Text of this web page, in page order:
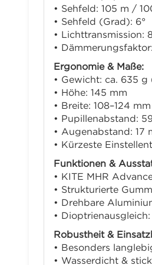
• Sehfeld: 105 m /
• Sehfeld (Grad): 6°
• Lichttransmission:
•
Ergonomie & Maße:
• Gewicht: ca. 635
• Höhe: 145 mm
• Breite: 108–124 mm
• Pupillenabstand:
• Augenabstand: 17
• Kürzeste
Funktionen &
• KITE MHR
• Strukturierte
• Drehbare
• Dioptrienausgleich:
Robustheit &
• Besonders
• Wasserdicht &